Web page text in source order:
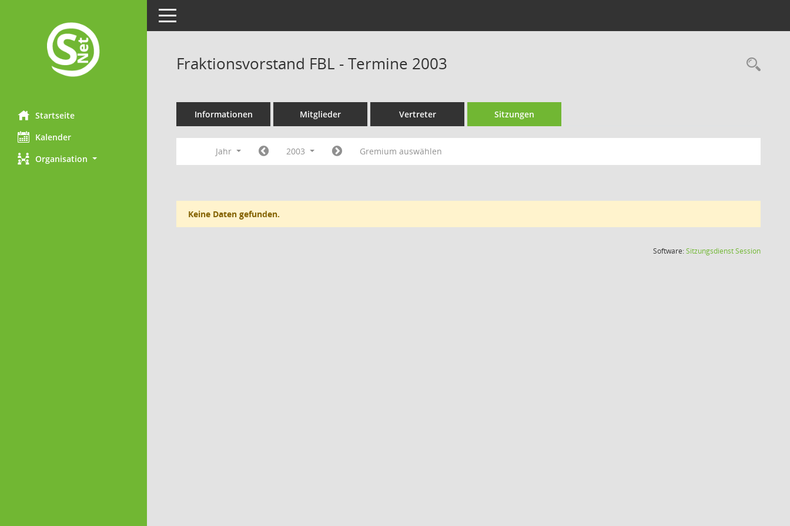
Startseite
Kalender
Organisation
Toggle navigation
Fraktionsvorstand FBL - Termine 2003
Informationen Mitglieder Vertreter Sitzungen
Jahr 2003 Gremium auswählen
Keine Daten gefunden.
Software:SitzungsdienstSession(Wird in